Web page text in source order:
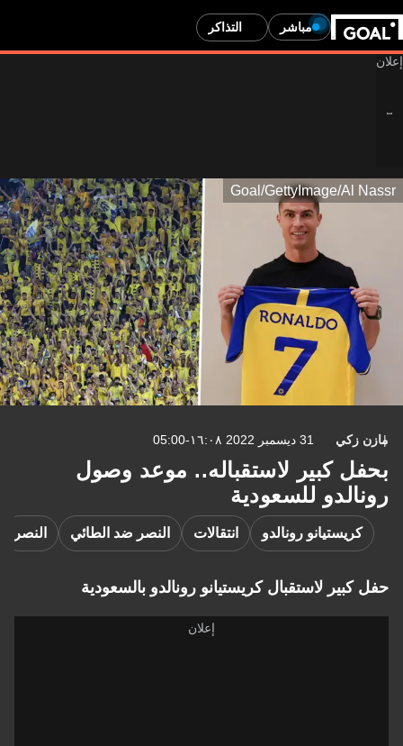
مباشر التذاكر
Goal/GettyImage/
31 ديسمبر 2022 ١٦:٠٨-05:00
كبير لاستقباله.. موعد وصول
للسعودية
رونالدو انتقالات النصر ضد الطائي النصر
لاستقبال كريستيانو رونالدو بالسعودية